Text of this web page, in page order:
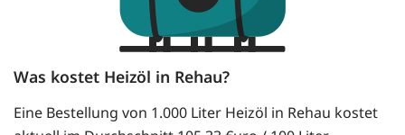
Was kostet Heizöl in Rehau?
Eine Bestellung von 1.000 Liter Heizöl in Rehau kostet